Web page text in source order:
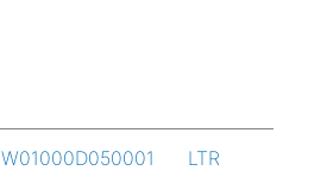
W01000D050001 LTR